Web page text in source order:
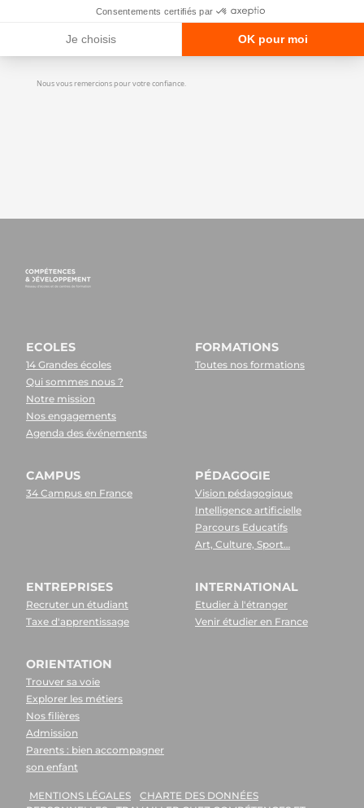
Vous pouvez adresser vos demandes en adressant un email à dpo@competences-
Nous vous remercions pour votre confiance.
ECOLES
14 Grandes écoles
Qui sommes nous ?
Notre mission
Nos engagements
Agenda des événements
FORMATIONS
Toutes nos formations
CAMPUS
34 Campus en France
PÉDAGOGIE
Vision pédagogique
Intelligence artificielle
Parcours Educatifs
Art, Culture, Sport…
ENTREPRISES
Recruter un étudiant
Taxe d'apprentissage
INTERNATIONAL
Etudier à l'étranger
Venir étudier en France
ORIENTATION
Trouver sa voie
Explorer les métiers
Nos filières
Admission
Parents : bien accompagner
son enfant
MENTIONS LÉGALES
CHARTE DES DONNÉES